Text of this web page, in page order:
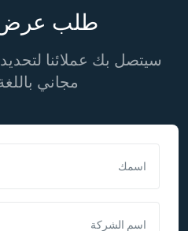
طلب عرض
سيتصل بك عملائنا
مجاني
اسمك
اسم الشركة